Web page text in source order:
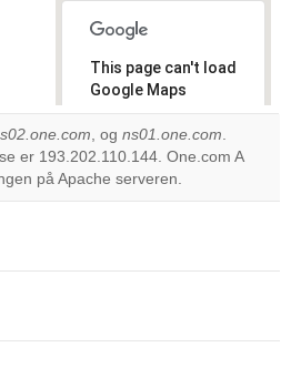
This page can't load
Google Maps
correctly.
Do you
own this
, og ns01.one.com.
er 193.202.110.144. One.com A
på Apache serveren.